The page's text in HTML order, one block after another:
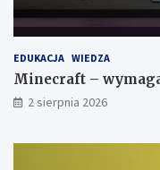
EDUKACJA WIEDZA
Minecraft –
2 sierpnia 2026